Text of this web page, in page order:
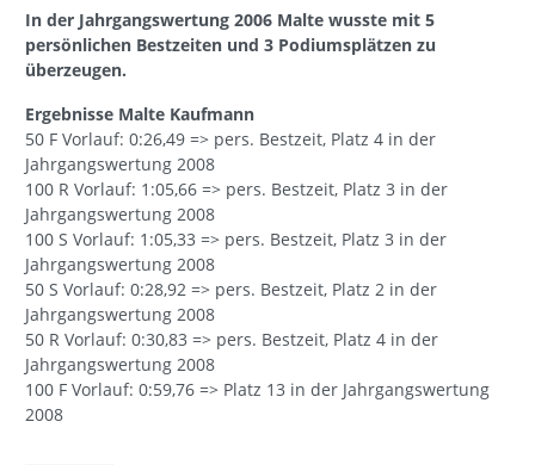
In der Jahrgangswertung 2006 Malte wusste mit 5
persönlichen Bestzeiten und 3 Podiumsplätzen zu
überzeugen.
Ergebnisse Malte Kaufmann
50 F Vorlauf: 0:26,49 => pers. Bestzeit, Platz 4 in der
Jahrgangswertung 2008
100 R Vorlauf: 1:05,66 => pers. Bestzeit, Platz 3 in der
Jahrgangswertung 2008
100 S Vorlauf: 1:05,33 => pers. Bestzeit, Platz 3 in der
Jahrgangswertung 2008
50 S Vorlauf: 0:28,92 => pers. Bestzeit, Platz 2 in der
Jahrgangswertung 2008
50 R Vorlauf: 0:30,83 => pers. Bestzeit, Platz 4 in der
Jahrgangswertung 2008
100 F Vorlauf: 0:59,76 => Platz 13 in der Jahrgangswertung
2008